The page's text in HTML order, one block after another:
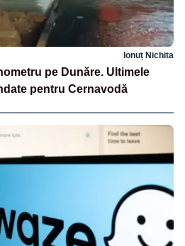
Ionuț Nichita
pe Dunăre. Ultimele
pentru Cernavodă